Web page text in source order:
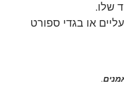
שלו.
או בגדי ספורט
.